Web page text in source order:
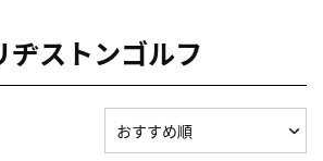
ヂストンゴルフ